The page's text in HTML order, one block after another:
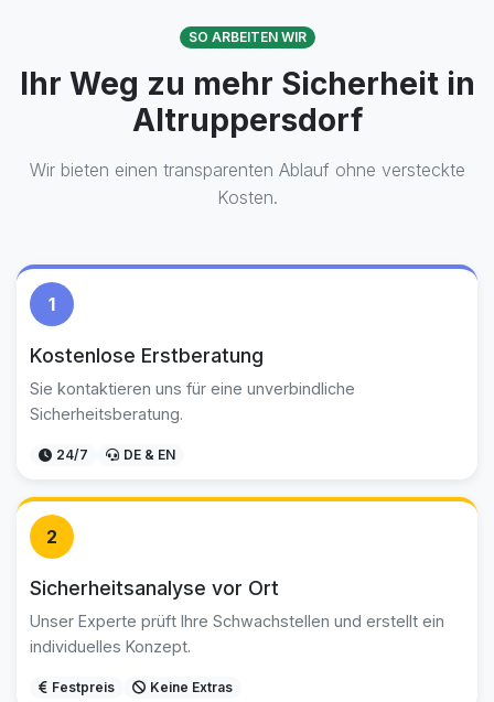
SO ARBEITEN WIR
Ihr Weg zu mehr Sicherheit in
Altruppersdorf
Wir bieten einen transparenten Ablauf ohne versteckte
Kosten.
1
Kostenlose Erstberatung
Sie kontaktieren uns für eine unverbindliche
Sicherheitsberatung.
24/7 DE & EN
2
Sicherheitsanalyse vor Ort
Unser Experte prüft Ihre Schwachstellen und erstellt ein
individuelles Konzept.
Festpreis Keine Extras